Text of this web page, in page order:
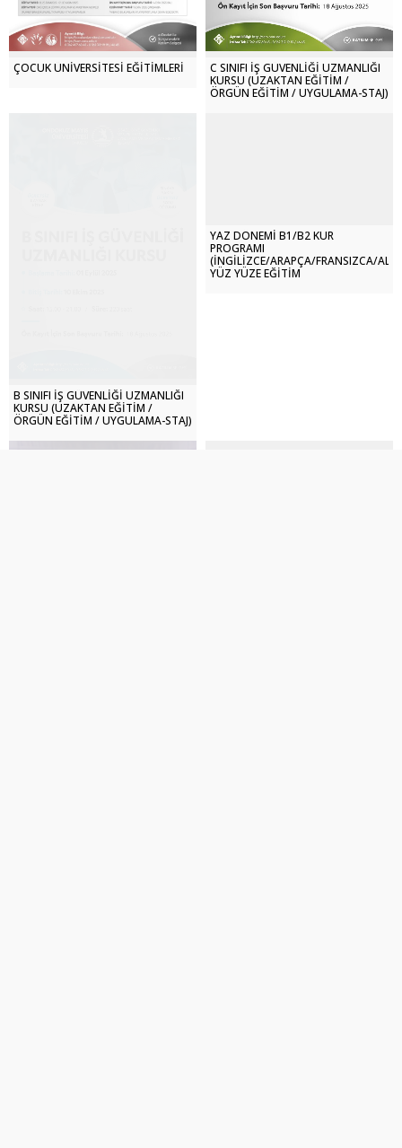
ÇOCUK ÜNİVERSİTESİ EĞİTİMLERİ
C SINIFI İŞ GÜVENLİĞİ UZMANLIĞI
KURSU (UZAKTAN EĞİTİM /
ÖRGÜN EĞİTİM / UYGULAMA-STAJ)
B SINIFI İŞ GÜVENLİĞİ UZMANLIĞI
KURSU (UZAKTAN EĞİTİM /
ÖRGÜN EĞİTİM / UYGULAMA-STAJ)
YAZ DÖNEMİ B1/B2 KUR
PROGRAMI
(İNGİLİZCE/ARAPÇA/FRANSIZCA/
YÜZ YÜZE EĞİTİM